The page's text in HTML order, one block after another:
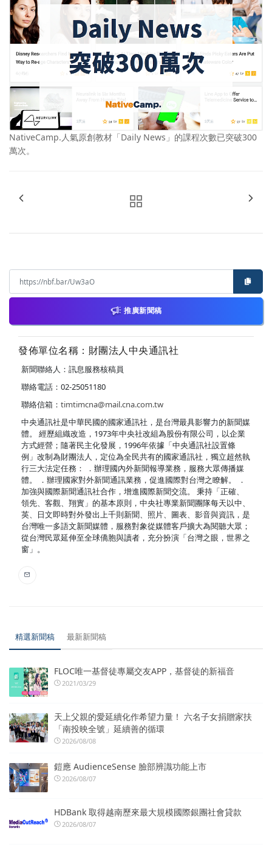
NativeCamp.人氣原創教材「Daily News」的課程次數已突破300
萬次。
推廣新聞稿
發佈單位名稱：財團法人中央通訊社
新聞聯絡人：訊息服務核稿員
聯絡電話：02-25051180
聯絡信箱： timtimcna@mail.cna.com.tw
中央通訊社是中華民國的國家通訊社，是台灣最具影響力的新聞媒
體。 經歷組織改造，1973年中央社改組為股份有限公司，以企業
方式經營；隨著民主化發展，1996年依據「中央通訊社設置條
例」改制為財團法人，定位為全民共有的國家通訊社，獨立超然執
行三大法定任務： ．辦理國內外新聞報導業務，服務大眾傳播媒
體。 ．辦理國家對外新聞通訊業務，促進國際對台灣之瞭解。 ．
加強與國際新聞通訊社合作，增進國際新聞交流。 秉持「正確、
領先、客觀、翔實」的基本原則，中央社專業新聞團隊每天以中、
英、日文即時對外發出上千則新聞、照片、圖表、影音與資訊，是
台灣唯一多語文新聞媒體，服務對象從媒體客戶擴大為閱聽大眾；
從台灣民眾延伸至全球僑胞與讀者，充分扮演「台灣之眼，世界之
窗」。
精選新聞稿 最新新聞稿
FLOC唯一基督徒專屬交友APP，基督徒的新福音
2021/03/29
天上父親的愛延續化作希望力量！ 六名子女捐贈家扶
「南投映全號」延續善的循環
2026/08/08
鎧應 AudienceSense 臉部辨識功能上市
2026/08/07
HDBank 取得越南歷來最大規模國際銀團社會貸款
2026/08/07